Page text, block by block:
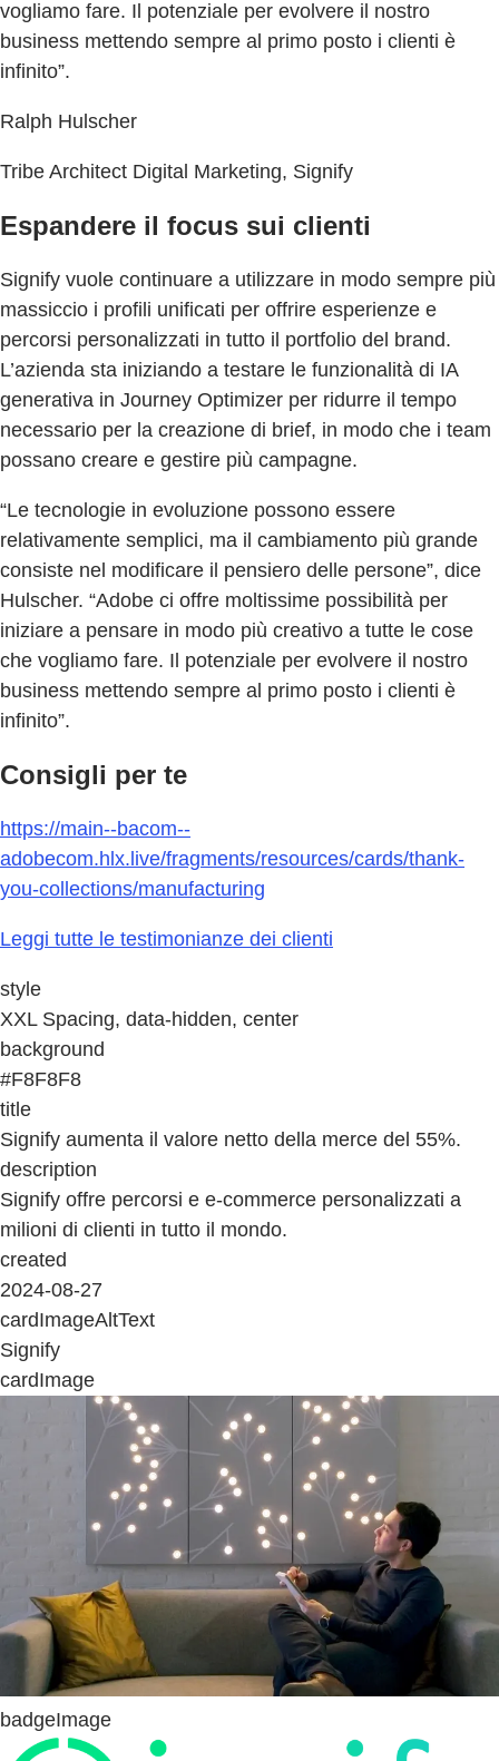
vogliamo fare. Il potenziale per evolvere il nostro
business mettendo sempre al primo posto i clienti è
infinito”.
Ralph Hulscher
Tribe Architect Digital Marketing, Signify
Espandere il focus sui clienti
Signify vuole continuare a utilizzare in modo sempre più
massiccio i profili unificati per offrire esperienze e
percorsi personalizzati in tutto il portfolio del brand.
L’azienda sta iniziando a testare le funzionalità di IA
generativa in Journey Optimizer per ridurre il tempo
necessario per la creazione di brief, in modo che i team
possano creare e gestire più campagne.
“Le tecnologie in evoluzione possono essere
relativamente semplici, ma il cambiamento più grande
consiste nel modificare il pensiero delle persone”, dice
Hulscher. “Adobe ci offre moltissime possibilità per
iniziare a pensare in modo più creativo a tutte le cose
che vogliamo fare. Il potenziale per evolvere il nostro
business mettendo sempre al primo posto i clienti è
infinito”.
Consigli per te
https://main--bacom--
adobecom.hlx.live/fragments/resources/cards/thank-
you-collections/manufacturing
Leggi tutte le testimonianze dei clienti
style
XXL Spacing, data-hidden, center
background
#F8F8F8
title
Signify aumenta il valore netto della merce del 55%.
description
Signify offre percorsi e e-commerce personalizzati a
milioni di clienti in tutto il mondo.
created
2024-08-27
cardImageAltText
Signify
cardImage
badgeImage